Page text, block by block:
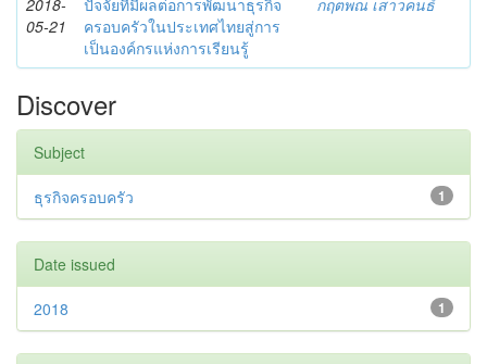
2018-
05-21
ปัจจัยที่มีผลต่อการพัฒนาธุรกิจ
ครอบครัวในประเทศไทยสู่การ
เป็นองค์กรแห่งการเรียนรู้
กฤตพณ เสาวคนธ์
Discover
Subject
1
ธุรกิจครอบครัว
Date issued
1
2018